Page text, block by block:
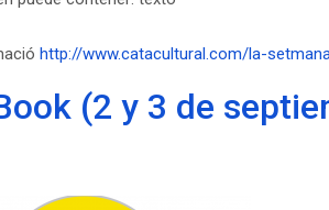
http://www.catacultural.com/la-
(2 y 3 de